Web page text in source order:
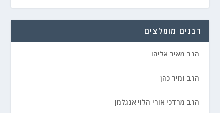
רבנים מומלצים
הרב מאיר אליהו
הרב זמיר כהן
הרב מרדכי אורי הלוי אנגלמן